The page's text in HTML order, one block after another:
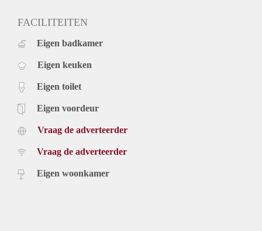
FACILITEITEN
Eigen badkamer
Eigen keuken
Eigen toilet
Eigen voordeur
Vraag de adverteerder
Vraag de adverteerder
Eigen woonkamer